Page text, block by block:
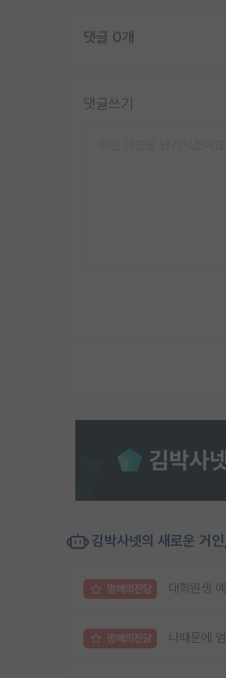
댓글 0개
댓글쓰기
김박사넷의 새로운 거
명예의전당 대학원생
명예의전당 나때문에